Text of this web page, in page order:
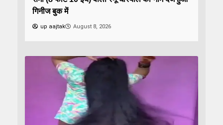
गिनीज बुक में
up aajtak August 8, 2026